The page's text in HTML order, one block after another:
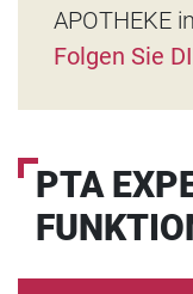
APOTHEKE
Folgen Sie
PTA